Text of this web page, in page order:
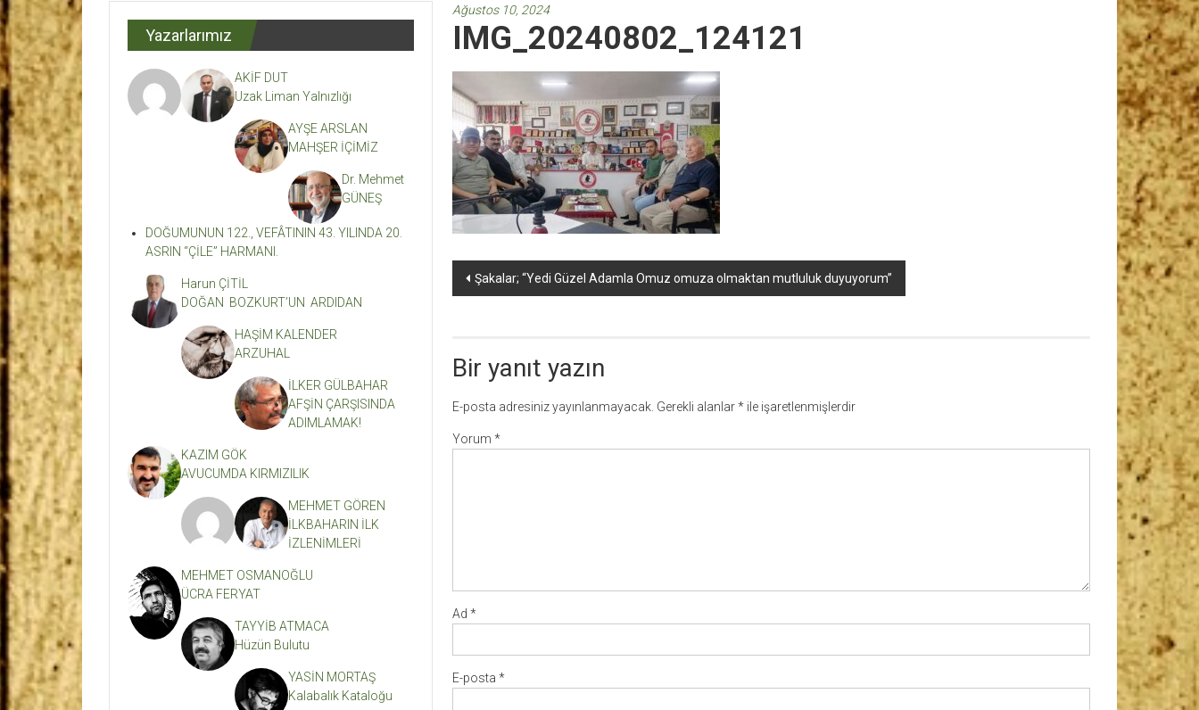
Dergisi
Kahramanmaraş'ın
Etkili
Edebiyat
Ağustos 10, 2024
IMG_20240802_124121
Yazı
Şakalar; “Yedi Güzel Adamla Omuz omuza olmaktan mutluluk duyuyorum”
Bir yanıt yazın
E-posta adresiniz yayınlanmayacak. Gerekli alanlar* ile işaretlenmişlerdir
Yorum *
Ad *
E-posta *
Yazarlarımız
AKİF DUT
Uzak Liman Yalnızlığı
AYŞE ARSLAN
MAHŞER İÇİMİZ
Dr. Mehmet
GÜNEŞ
DOĞUMUNUN 122., VEFÂTININ 43. YILINDA 20.
ASRIN “ÇİLE” HARMANI.
Harun ÇİTİL
DOĞAN BOZKURT’UN ARDIDAN
HAŞİM KALENDER
ARZUHAL
İLKER GÜLBAHAR
AFŞİN ÇARŞISINDA
ADIMLAMAK!
KAZIM GÖK
AVUCUMDA KIRMIZILIK
MEHMET GÖREN
İLKBAHARIN İLK
İZLENİMLERİ
MEHMET OSMANOĞLU
ÜCRA FERYAT
TAYYİB ATMACA
Hüzün Bulutu
YASİN MORTAŞ
Kalabalık Kataloğu